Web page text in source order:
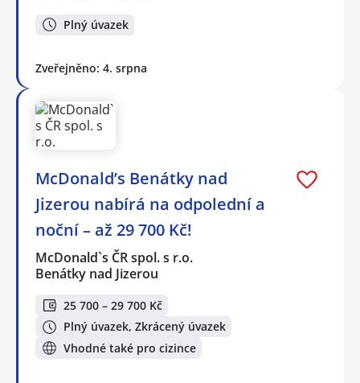
Plný úvazek
Zveřejněno: 4. srpna
McDonald’s Benátky nad
Jizerou nabírá na odpolední a
noční – až 29 700 Kč!
McDonald`s ČR spol. s r.o.
Benátky nad Jizerou
25 700 – 29 700 Kč
Plný úvazek, Zkrácený úvazek
Vhodné také pro cizince